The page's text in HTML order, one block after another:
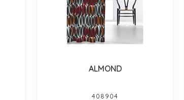
ALMOND
408904